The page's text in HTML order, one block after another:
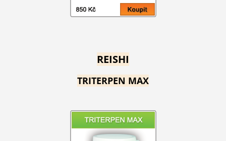
REISHI
TRITERPEN MAX